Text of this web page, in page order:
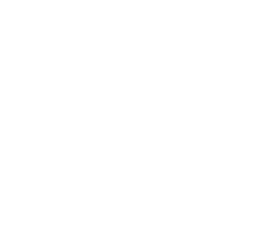
gdzie ukończyła kierunki
Press Corps.